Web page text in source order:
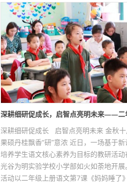
深耕细研促成长，启智点亮明未来——
深耕细研促成长 启智点亮明未来 金秋十
果硕丹桂飘香“研”意浓 近日，一场基于新
培养学生语文核心素养为目标的教研活动
光谷为明实验学校小学部如火如荼地开展
活动以二年级上册语文第7课《妈妈睡了